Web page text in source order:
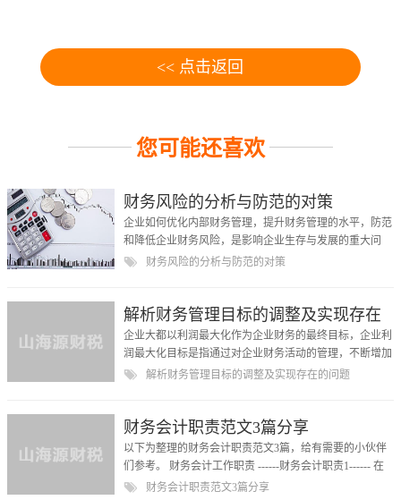
<< 点击返回
您可能还喜欢
财务风险的分析与防范的对策
企业如何优化内部财务管理，提升财务管理的水平，防范
和降低企业财务风险，是影响企业生存与发展的重大问
题，也是企业经营发展的关键所在。 财务风险的分析与
财务风险的分析与防范的对策
解析财务管理目标的调整及实现存在
的问题
企业大都以利润最大化作为企业财务的最终目标，企业利
润最大化目标是指通过对企业财务活动的管理，不断增加
企业利润，使利润达到最大。但由于利润最大化目标没有
解析财务管理目标的调整及实现存在的问题
财务会计职责范文3篇分享
以下为整理的财务会计职责范文3篇，给有需要的小伙伴
们参考。 财务会计工作职责 ------财务会计职责1------ 在
总经理的领导下，具体负责公司会计的管理工作。 一、
财务会计职责范文3篇分享